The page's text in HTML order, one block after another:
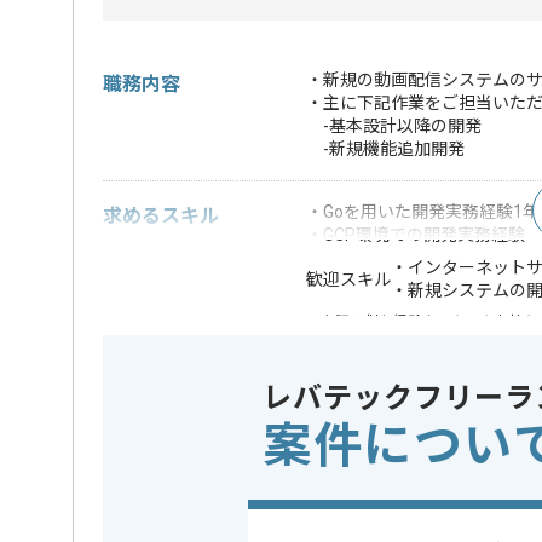
職務内容
・新規の動画配信システムの
・主に下記作業をご担当いた
-基本設計以降の開発
-新規機能追加開発
求めるスキル
・Goを用いた開発実務経験1
・GCP環境での開発実務経験
歓迎スキル
・インターネット
・新規システムの
この案件で扱う技術 クラウド Google
この案件のポイント 業界
放送・出
レバテックフリー
案件につい